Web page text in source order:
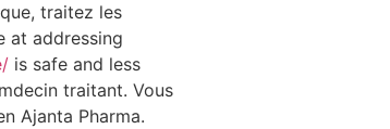
traitez les
at addressing
is safe and less
traitant. Vous
Ajanta Pharma.